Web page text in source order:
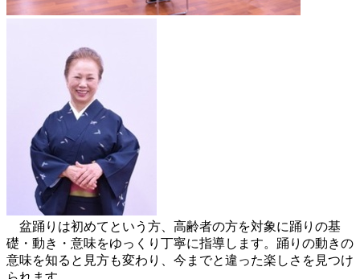
盆踊りは初めてという方、高齢者の方を対象に踊りの基
礎・動き・意味をゆっくり丁寧に指導します。踊りの動きの
意味を知ると見方も変わり、今までと違った楽しさを見つけ